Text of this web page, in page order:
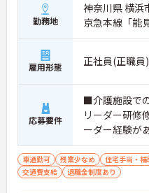
勤務地
神奈川県 横浜
京急本線「能
雇用形態 正社員(正職員)
応募要件
■介護施設で
リーダー研修
ーダー経験が
車通勤可 残業少なめ 住宅手当・補
交通費支給
退職金制度あり